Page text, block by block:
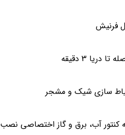
فرنیش
تا دریا 3 دقیقه
سازی شیک و مشجر
کنتور آب، برق و گاز اختصاصی نصب